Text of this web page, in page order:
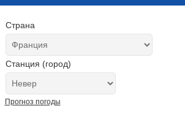
Страна
Станция (город)
Прогноз погоды